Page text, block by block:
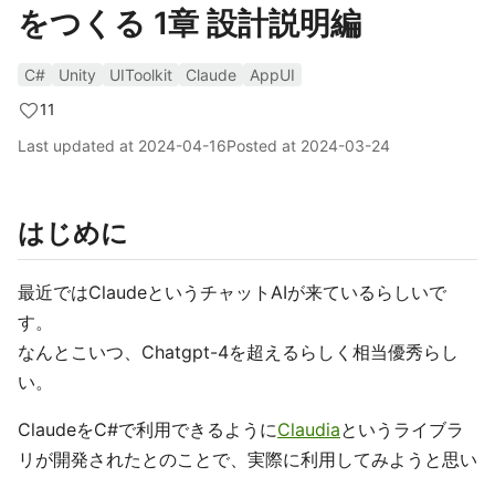
をつくる 1章 設計説明編
C# Unity UIToolkit Claude
AppUI
11
Last updated at 2024-04-16Posted at 2024-03-24
はじめに
最近ではClaudeというチャットAIが来ているらしいで
す。
なんとこいつ、Chatgpt-4を超えるらしく相当優秀らし
い。
ClaudeをC#で利用できるようにClaudiaというライブラ
リが開発されたとのことで、実際に利用してみようと思い